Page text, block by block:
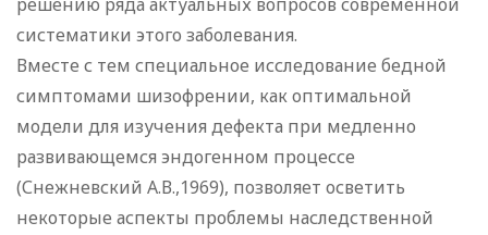
систематики этого заболевания.
Вместе с тем специальное исследование бедной
симптомами шизофрении, как оптимальной
модели для изучения дефекта при медленно
развивающемся эндогенном процессе
(Снежневский А.В.,1969), позволяет осветить
некоторые аспекты проблемы наследственной